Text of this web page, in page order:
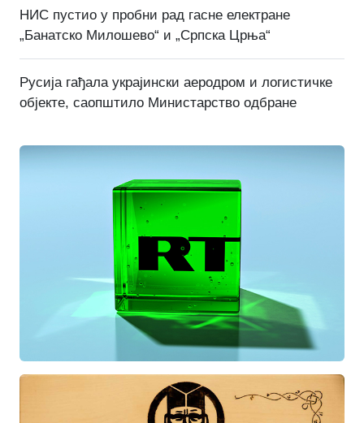
НИС пустио у пробни рад гасне електране
„Банатско Милошево“ и „Српска Црња“
Русија гађала украјински аеродром и логистичке
објекте, саопштило Министарство одбране